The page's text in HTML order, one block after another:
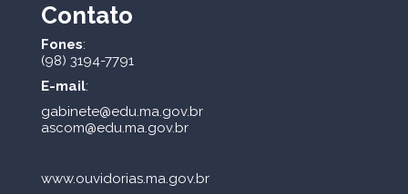
Contato
Fones:
(98) 3194-7791
E-mail:
gabinete@edu.ma.gov.br
ascom@edu.ma.gov.br
www.ouvidorias.ma.gov.br